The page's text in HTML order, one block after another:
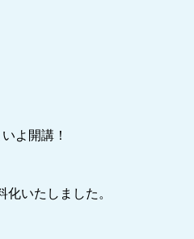
よ開講！
いたしました。